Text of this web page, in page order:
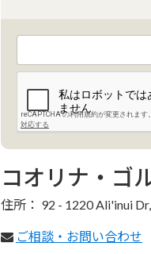
コオリナ・ゴ
住所： 92 - 1220 Ali'inui
ご相談・お問い合わせ